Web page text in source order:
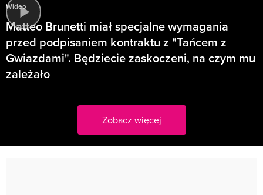
Wideo
Matteo Brunetti miał specjalne wymagania
przed podpisaniem kontraktu z "Tańcem z
Gwiazdami". Będziecie zaskoczeni, na czym mu
zależało
Zobacz więcej